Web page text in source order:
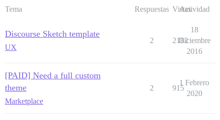
Tema Respuestas Vistas
Actividad
Discourse Sketch template
UX
2 2182
18
Diciembre
2016
[PAID] Need a full custom
theme
Marketplace
2 915
1 Febrero
2020